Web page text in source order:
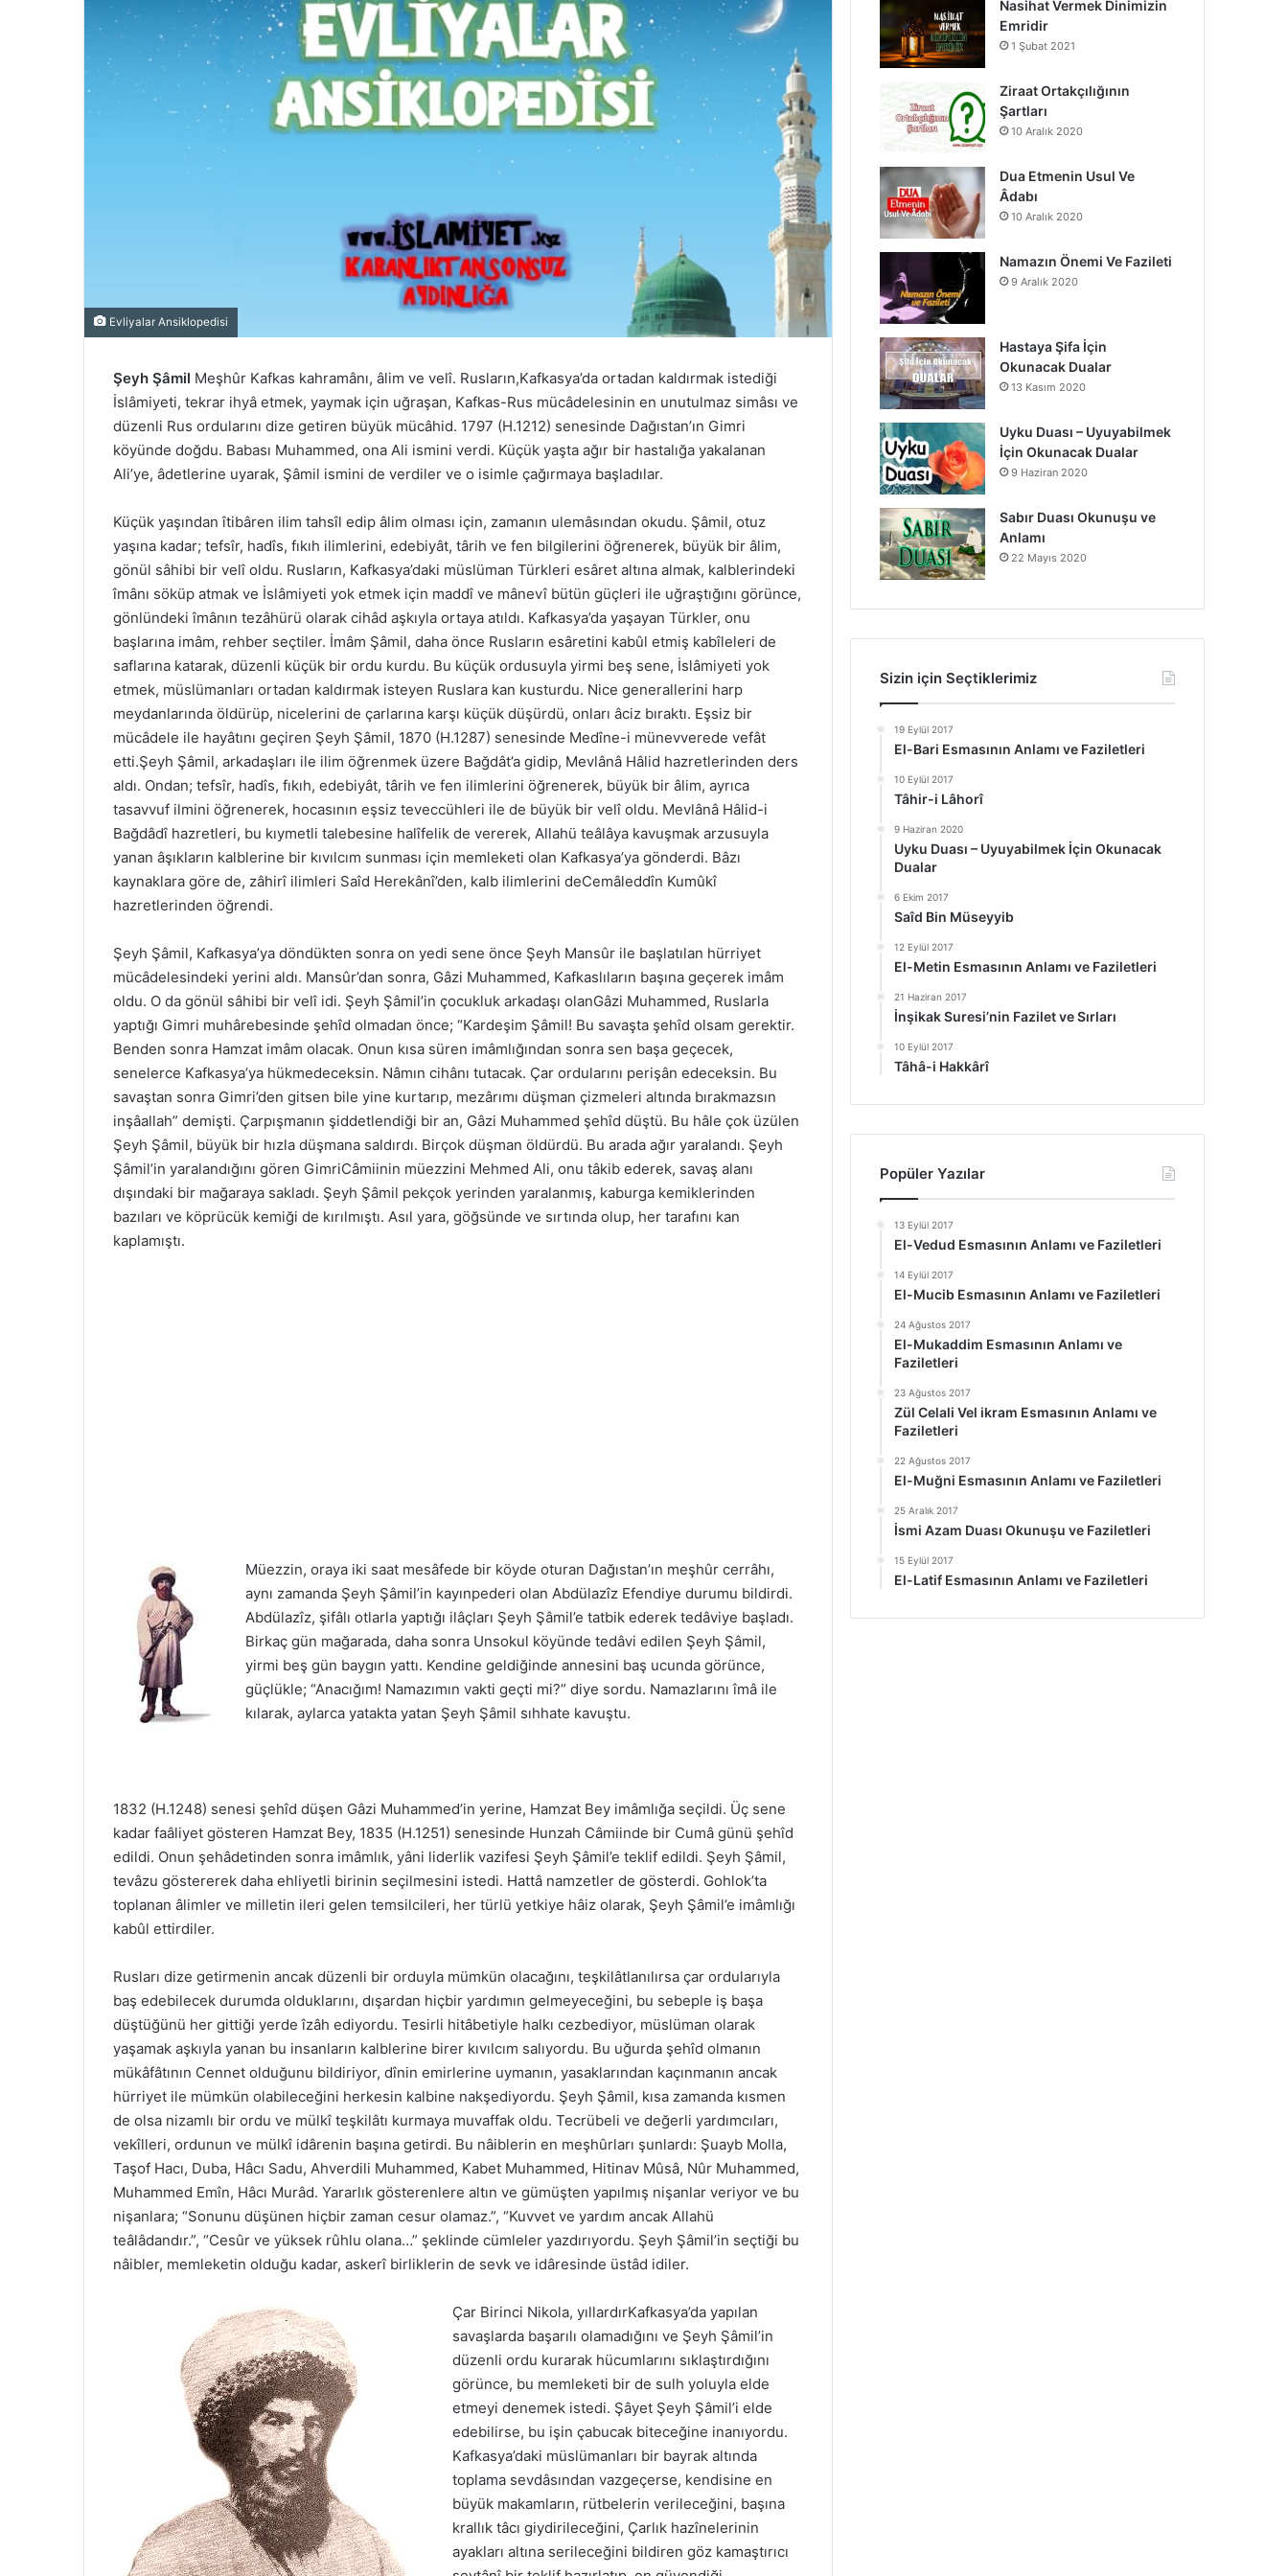
Evliyalar Ansiklopedisi
Şeyh Şâmil Meşhûr Kafkas kahramânı, âlim ve velî. Rusların,Kafkasya’da ortadan kaldırmak istediği
İslâmiyeti, tekrar ihyâ etmek, yaymak için uğraşan, Kafkas-Rus mücâdelesinin en unutulmaz simâsı ve
düzenli Rus ordularını dize getiren büyük mücâhid. 1797 (H.1212) senesinde Dağıstan’ın Gimri
köyünde doğdu. Babası Muhammed, ona Ali ismini verdi. Küçük yaşta ağır bir hastalığa yakalanan
Ali’ye, âdetlerine uyarak, Şâmil ismini de verdiler ve o isimle çağırmaya başladılar.
Küçük yaşından îtibâren ilim tahsîl edip âlim olması için, zamanın ulemâsından okudu. Şâmil, otuz
yaşına kadar; tefsîr, hadîs, fıkıh ilimlerini, edebiyât, târih ve fen bilgilerini öğrenerek, büyük bir âlim,
gönül sâhibi bir velî oldu. Rusların, Kafkasya’daki müslüman Türkleri esâret altına almak, kalblerindeki
îmânı söküp atmak ve İslâmiyeti yok etmek için maddî ve mânevî bütün güçleri ile uğraştığını görünce,
gönlündeki îmânın tezâhürü olarak cihâd aşkıyla ortaya atıldı. Kafkasya’da yaşayan Türkler, onu
başlarına imâm, rehber seçtiler. İmâm Şâmil, daha önce Rusların esâretini kabûl etmiş kabîleleri de
saflarına katarak, düzenli küçük bir ordu kurdu. Bu küçük ordusuyla yirmi beş sene, İslâmiyeti yok
etmek, müslümanları ortadan kaldırmak isteyen Ruslara kan kusturdu. Nice generallerini harp
meydanlarında öldürüp, nicelerini de çarlarına karşı küçük düşürdü, onları âciz bıraktı. Eşsiz bir
mücâdele ile hayâtını geçiren Şeyh Şâmil, 1870 (H.1287) senesinde Medîne-i münevverede vefât
etti.Şeyh Şâmil, arkadaşları ile ilim öğrenmek üzere Bağdât’a gidip, Mevlânâ Hâlid hazretlerinden ders
aldı. Ondan; tefsîr, hadîs, fıkıh, edebiyât, târih ve fen ilimlerini öğrenerek, büyük bir âlim, ayrıca
tasavvuf ilmini öğrenerek, hocasının eşsiz teveccühleri ile de büyük bir velî oldu. Mevlânâ Hâlid-i
Bağdâdî hazretleri, bu kıymetli talebesine halîfelik de vererek, Allahü teâlâya kavuşmak arzusuyla
yanan âşıkların kalblerine bir kıvılcım sunması için memleketi olan Kafkasya’ya gönderdi. Bâzı
kaynaklara göre de, zâhirî ilimleri Saîd Herekânî’den, kalb ilimlerini deCemâleddîn Kumûkî
hazretlerinden öğrendi.
Şeyh Şâmil, Kafkasya’ya döndükten sonra on yedi sene önce Şeyh Mansûr ile başlatılan hürriyet
mücâdelesindeki yerini aldı. Mansûr’dan sonra, Gâzi Muhammed, Kafkaslıların başına geçerek imâm
oldu. O da gönül sâhibi bir velî idi. Şeyh Şâmil’in çocukluk arkadaşı olanGâzi Muhammed, Ruslarla
yaptığı Gimri muhârebesinde şehîd olmadan önce; “Kardeşim Şâmil! Bu savaşta şehîd olsam gerektir.
Benden sonra Hamzat imâm olacak. Onun kısa süren imâmlığından sonra sen başa geçecek,
senelerce Kafkasya’ya hükmedeceksin. Nâmın cihânı tutacak. Çar ordularını perişân edeceksin. Bu
savaştan sonra Gimri’den gitsen bile yine kurtarıp, mezârımı düşman çizmeleri altında bırakmazsın
inşâallah” demişti. Çarpışmanın şiddetlendiği bir an, Gâzi Muhammed şehîd düştü. Bu hâle çok üzülen
Şeyh Şâmil, büyük bir hızla düşmana saldırdı. Birçok düşman öldürdü. Bu arada ağır yaralandı. Şeyh
Şâmil’in yaralandığını gören GimriCâmiinin müezzini Mehmed Ali, onu tâkib ederek, savaş alanı
dışındaki bir mağaraya sakladı. Şeyh Şâmil pekçok yerinden yaralanmış, kaburga kemiklerinden
bazıları ve köprücük kemiği de kırılmıştı. Asıl yara, göğsünde ve sırtında olup, her tarafını kan
kaplamıştı.
Müezzin, oraya iki saat mesâfede bir köyde oturan Dağıstan’ın meşhûr cerrâhı,
aynı zamanda Şeyh Şâmil’in kayınpederi olan Abdülazîz Efendiye durumu bildirdi.
Abdülazîz, şifâlı otlarla yaptığı ilâçları Şeyh Şâmil’e tatbik ederek tedâviye başladı.
Birkaç gün mağarada, daha sonra Unsokul köyünde tedâvi edilen Şeyh Şâmil,
yirmi beş gün baygın yattı. Kendine geldiğinde annesini baş ucunda görünce,
güçlükle; “Anacığım! Namazımın vakti geçti mi?” diye sordu. Namazlarını îmâ ile
kılarak, aylarca yatakta yatan Şeyh Şâmil sıhhate kavuştu.
1832 (H.1248) senesi şehîd düşen Gâzi Muhammed’in yerine, Hamzat Bey imâmlığa seçildi. Üç sene
kadar faâliyet gösteren Hamzat Bey, 1835 (H.1251) senesinde Hunzah Câmiinde bir Cumâ günü şehîd
edildi. Onun şehâdetinden sonra imâmlık, yâni liderlik vazifesi Şeyh Şâmil’e teklif edildi. Şeyh Şâmil,
tevâzu göstererek daha ehliyetli birinin seçilmesini istedi. Hattâ namzetler de gösterdi. Gohlok’ta
toplanan âlimler ve milletin ileri gelen temsilcileri, her türlü yetkiye hâiz olarak, Şeyh Şâmil’e imâmlığı
kabûl ettirdiler.
Rusları dize getirmenin ancak düzenli bir orduyla mümkün olacağını, teşkilâtlanılırsa çar ordularıyla
baş edebilecek durumda olduklarını, dışardan hiçbir yardımın gelmeyeceğini, bu sebeple iş başa
düştüğünü her gittiği yerde îzâh ediyordu. Tesirli hitâbetiyle halkı cezbediyor, müslüman olarak
yaşamak aşkıyla yanan bu insanların kalblerine birer kıvılcım salıyordu. Bu uğurda şehîd olmanın
mükâfâtının Cennet olduğunu bildiriyor, dînin emirlerine uymanın, yasaklarından kaçınmanın ancak
hürriyet ile mümkün olabileceğini herkesin kalbine nakşediyordu. Şeyh Şâmil, kısa zamanda kısmen
de olsa nizamlı bir ordu ve mülkî teşkilâtı kurmaya muvaffak oldu. Tecrübeli ve değerli yardımcıları,
vekîlleri, ordunun ve mülkî idârenin başına getirdi. Bu nâiblerin en meşhûrları şunlardı: Şuayb Molla,
Taşof Hacı, Duba, Hâcı Sadu, Ahverdili Muhammed, Kabet Muhammed, Hitinav Mûsâ, Nûr Muhammed,
Muhammed Emîn, Hâcı Murâd. Yararlık gösterenlere altın ve gümüşten yapılmış nişanlar veriyor ve bu
nişanlara; “Sonunu düşünen hiçbir zaman cesur olamaz.”, “Kuvvet ve yardım ancak Allahü
teâlâdandır.”, “Cesûr ve yüksek rûhlu olana…” şeklinde cümleler yazdırıyordu. Şeyh Şâmil’in seçtiği bu
nâibler, memleketin olduğu kadar, askerî birliklerin de sevk ve idâresinde üstâd idiler.
Çar Birinci Nikola, yıllardırKafkasya’da yapılan
savaşlarda başarılı olamadığını ve Şeyh Şâmil’in
düzenli ordu kurarak hücumlarını sıklaştırdığını
görünce, bu memleketi bir de sulh yoluyla elde
etmeyi denemek istedi. Şâyet Şeyh Şâmil’i elde
edebilirse, bu işin çabucak biteceğine inanıyordu.
Kafkasya’daki müslümanları bir bayrak altında
toplama sevdâsından vazgeçerse, kendisine en
büyük makamların, rütbelerin verileceğini, başına
krallık tâcı giydirileceğini, Çarlık hazînelerinin
ayakları altına serileceğini bildiren göz kamaştırıcı
o
o
k
b
g
a
Nasihat Vermek Dinimizin
Emridir
1 Şubat 2021
Ziraat Ortakçılığının
Şartları
10 Aralık 2020
Dua Etmenin Usul Ve
Âdabı
10 Aralık 2020
Namazın Önemi Ve Fazileti
9 Aralık 2020
Hastaya Şifa İçin
Okunacak Dualar
13 Kasım 2020
Uyku Duası – Uyuyabilmek
İçin Okunacak Dualar
9 Haziran 2020
Sabır Duası Okunuşu ve
Anlamı
22 Mayıs 2020
Sizin için Seçtiklerimiz
19 Eylül 2017
El-Bari Esmasının Anlamı ve Faziletleri
10 Eylül 2017
Tâhir-i Lâhorî
9 Haziran 2020
Uyku Duası – Uyuyabilmek İçin Okunacak
Dualar
6 Ekim 2017
Saîd Bin Müseyyib
12 Eylül 2017
El-Metin Esmasının Anlamı ve Faziletleri
21 Haziran 2017
İnşikak Suresi’nin Fazilet ve Sırları
10 Eylül 2017
Tâhâ-i Hakkârî
Popüler Yazılar
13 Eylül 2017
El-Vedud Esmasının Anlamı ve Faziletleri
14 Eylül 2017
El-Mucib Esmasının Anlamı ve Faziletleri
24 Ağustos 2017
El-Mukaddim Esmasının Anlamı ve
Faziletleri
23 Ağustos 2017
Zül Celali Vel ikram Esmasının Anlamı ve
Faziletleri
22 Ağustos 2017
El-Muğni Esmasının Anlamı ve Faziletleri
25 Aralık 2017
İsmi Azam Duası Okunuşu ve Faziletleri
15 Eylül 2017
El-Latif Esmasının Anlamı ve Faziletleri